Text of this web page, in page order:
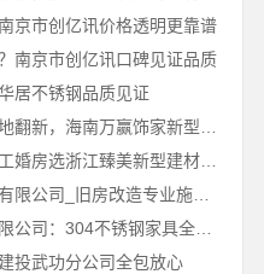
京市创亿讯价格透明更靠谱
南京市创亿讯口碑见证品质
居不锈钢品质见证
直营住宅装修设计施工婚房选浙江臻美新型建材有限公司
嘉兴美居乐建材科技有限公司_旧房改造专业施工口碑推荐
江苏东钢金属科技有限公司：304不锈钢家具全国地址
投武功分公司全包放心